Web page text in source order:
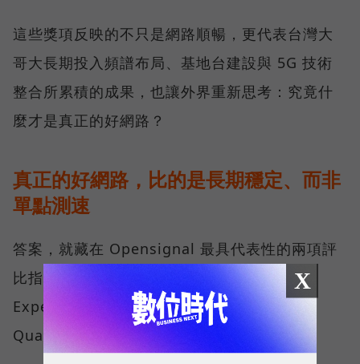
這些獎項反映的不只是網路順暢，更代表台灣大
哥大長期投入頻譜布局、基地台建設與 5G 技術
整合所累積的成果，也讓外界重新思考：究竟什
麼才是真正的好網路？
真正的好網路，比的是長期穩定、而非
單點測速
答案，就藏在 Opensignal 最具代表性的兩項評
比指標──可靠性體驗（Reliability
Experience）與品質一致性（Consistent
Quality）。
X